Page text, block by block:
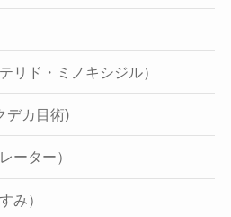
リド・ミノキシジル）
デカ目術)
ーター）
み）